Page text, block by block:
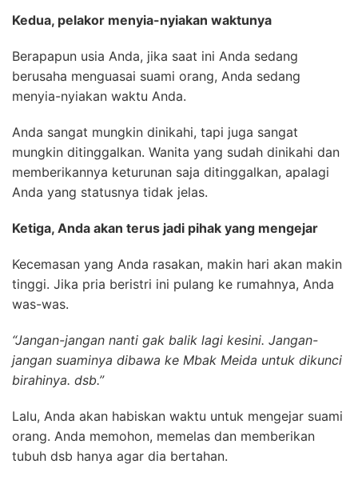
Kedua, pelakor menyia-nyiakan waktunya
Berapapun usia Anda, jika saat ini Anda sedang
berusaha menguasai suami orang, Anda sedang
menyia-nyiakan waktu Anda.
Anda sangat mungkin dinikahi, tapi juga sangat
mungkin ditinggalkan. Wanita yang sudah dinikahi dan
memberikannya keturunan saja ditinggalkan, apalagi
Anda yang statusnya tidak jelas.
Ketiga, Anda akan terus jadi pihak yang mengejar
Kecemasan yang Anda rasakan, makin hari akan makin
tinggi. Jika pria beristri ini pulang ke rumahnya, Anda
was-was.
“Jangan-jangan nanti gak balik lagi kesini. Jangan-
jangan suaminya dibawa ke Mbak Meida untuk dikunci
birahinya. dsb.”
Lalu, Anda akan habiskan waktu untuk mengejar suami
orang. Anda memohon, memelas dan memberikan
tubuh dsb hanya agar dia bertahan.